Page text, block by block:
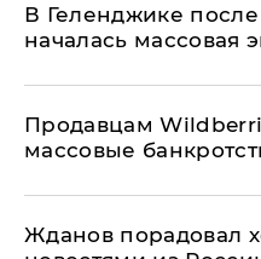
В Геленджике
началась массовая
Продавцам
массовые
Жданов порадовал